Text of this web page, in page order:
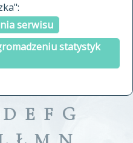
serwisu
statystyk
a tergo
D E F G